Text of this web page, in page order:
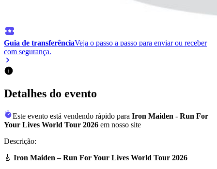
Guia de transferênciaVeja o passo a passo para enviar ou receber
com segurança.
Detalhes do evento
Este evento está vendendo rápido para Iron Maiden - Run For
Your Lives World Tour 2026 em nosso site
Descrição:
🎸 Iron Maiden – Run For Your Lives World Tour 2026